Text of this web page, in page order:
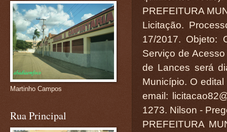
PREFEITURA
Licitação.
17/2017. Objeto:
Serviço de
de Lances será
Município. O
email:
1273. Nilson -
PREFEITURA
Martinho Campos
Rua Principal